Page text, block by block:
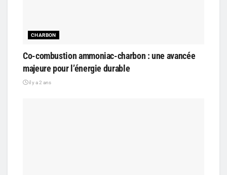
CHARBON
Co-combustion ammoniac-charbon : une avancée
majeure pour l’énergie durable
il y a 2 ans